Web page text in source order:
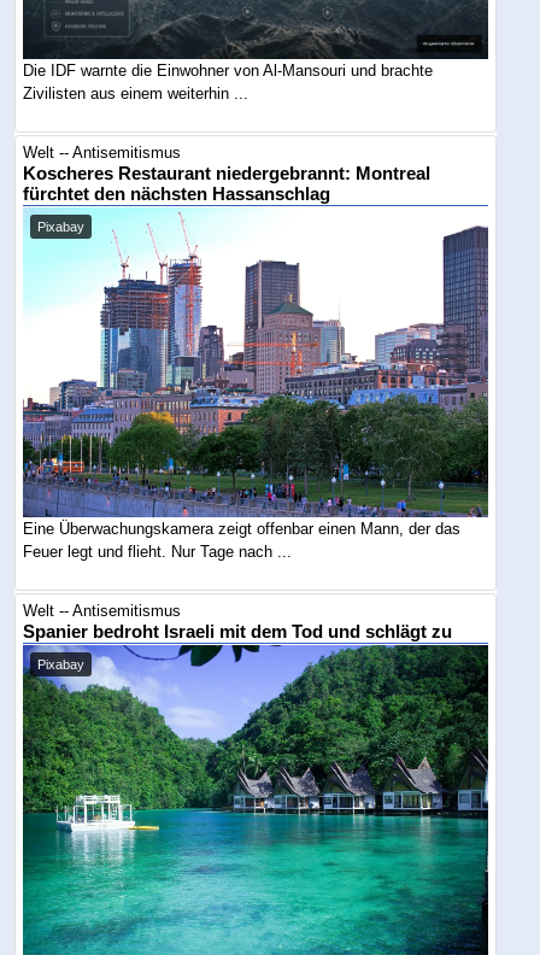
Die IDF warnte die Einwohner von Al-Mansouri und brachte
Zivilisten aus einem weiterhin ...
Welt -- Antisemitismus
Koscheres Restaurant niedergebrannt: Montreal
fürchtet den nächsten Hassanschlag
Pixabay
Eine Überwachungskamera zeigt offenbar einen Mann, der das
Feuer legt und flieht. Nur Tage nach ...
Welt -- Antisemitismus
Spanier bedroht Israeli mit dem Tod und schlägt zu
Pixabay